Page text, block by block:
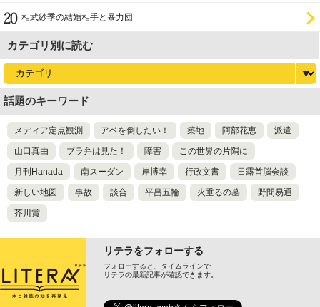
相武紗季の結婚相手と暴力団
カテゴリ別に読む
話題のキーワード
メディア定点観測 アベを倒したい！ 築地 阿部花恵 派遣
山口真由 ブラ弁は見た！ 障害 この世界の片隅に
月刊Hanada 南スーダン 岸博幸 行政文書 日露首脳会談
新しい地図 事故 談合 平昌五輪 火垂るの墓 野間易通
芥川賞
リテラをフォローする
フォローすると、タイムラインで
リテラの最新記事が確認できます。